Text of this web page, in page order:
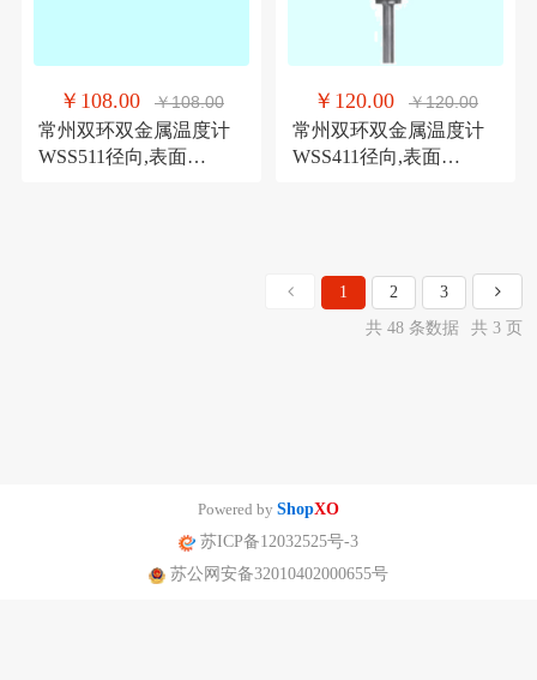
￥108.00 ￥108.00
常州双环双金属温度计
WSS511径向,表面
￥120.00 ￥120.00
常州双环双金属温度计
WSS411径向,表面
1 2
3
共 48 条数据
共 3 页
Powered by ShopXO
苏ICP备12032525号-3
苏公网安备32010402000655号